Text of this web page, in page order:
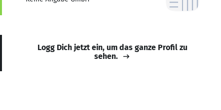
Logg Dich jetzt ein, um das ganze Profil zu
sehen.